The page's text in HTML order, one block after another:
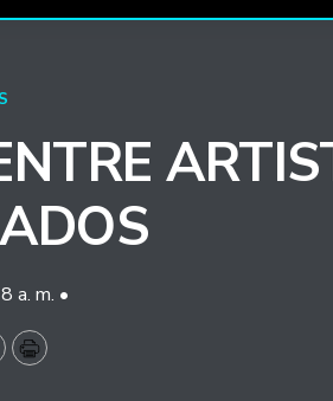
a. m. •
Print